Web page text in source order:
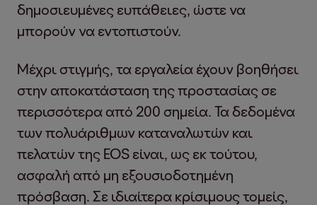
δημοσιευμένες ευπάθειες, ώστε να
μπορούν να εντοπιστούν.
Μέχρι στιγμής, τα εργαλεία έχουν βοηθήσει
στην αποκατάσταση της προστασίας σε
περισσότερα από 200 σημεία. Τα δεδομένα
των πολυάριθμων καταναλωτών και
πελατών της EOS είναι, ως εκ τούτου,
ασφαλή από μη εξουσιοδοτημένη
πρόσβαση. Σε ιδιαίτερα κρίσιμους τομείς,